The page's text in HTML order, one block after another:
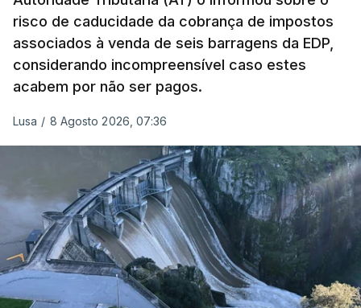
em que até do Governo surgiram ordens para mais
inquéritos e averiguações aos seus mandatos à
frente da polícia criminal, Luís Neves está há
praticamente um mês sem sair do topo das
ARTIGOS RELACIONADOS
Nova polémica com Luís
Neves. Ministro nega
favorecimento a construtora
DST
risco de caducidade da cobrança de impostos
associados à venda de seis barragens da EDP,
considerando incompreensível caso estes
acabem por não ser pagos.
Lusa / 8 Agosto 2026, 07:36